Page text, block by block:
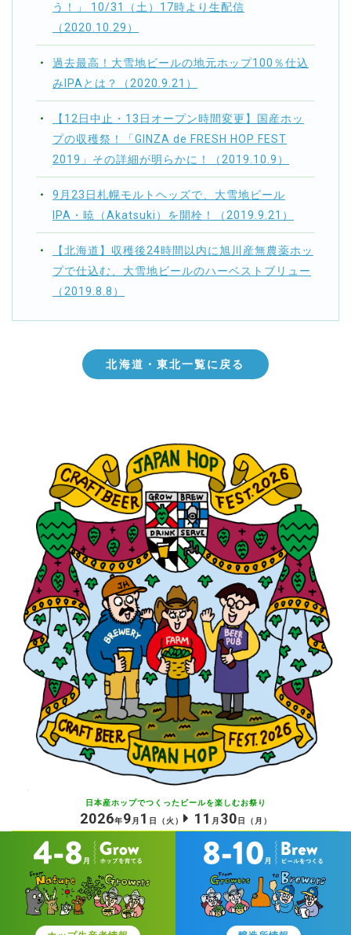
う！」 10/31（土）17時より生配信
（2020.10.29）
過去最高！大雪地ビールの地元ホップ100％仕込
みIPAとは？（2020.9.21）
【12日中止・13日オープン時間変更】国産ホッ
プの収穫祭！「GINZA de FRESH HOP FEST
2019」その詳細が明らかに！（2019.10.9）
9月23日札幌モルトヘッズで、大雪地ビール
IPA・暁（Akatsuki）を開栓！（2019.9.21）
【北海道】収穫後24時間以内に旭川産無農薬ホッ
プで仕込む、大雪地ビールのハーベストブリュー
（2019.8.8）
北海道・東北一覧に戻る
日本産ホップでつくったビールを楽しむお祭り
2026年9 月 1 日 （火） 11 月 30 日 （月）